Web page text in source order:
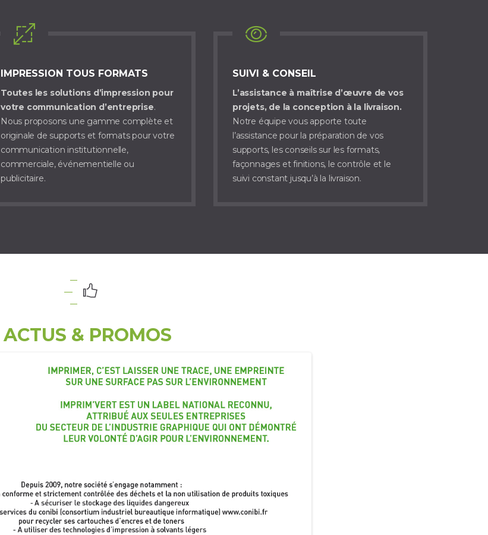
IMPRESSION TOUS FORMATS
Toutes les solutions d’impression pour
votre communication d’entreprise.
Nous proposons une gamme complète et
originale de supports et formats pour votre
communication institutionnelle,
commerciale, événementielle ou
publicitaire.
SUIVI & CONSEIL
L’assistance à maîtrise d’œuvre de vos
projets, de la conception à la livraison.
Notre équipe vous apporte toute
l’assistance pour la préparation de vos
supports, les conseils sur les formats,
façonnages et finitions, le contrôle et le
suivi constant jusqu’à la livraison.
ACTUS & PROMOS